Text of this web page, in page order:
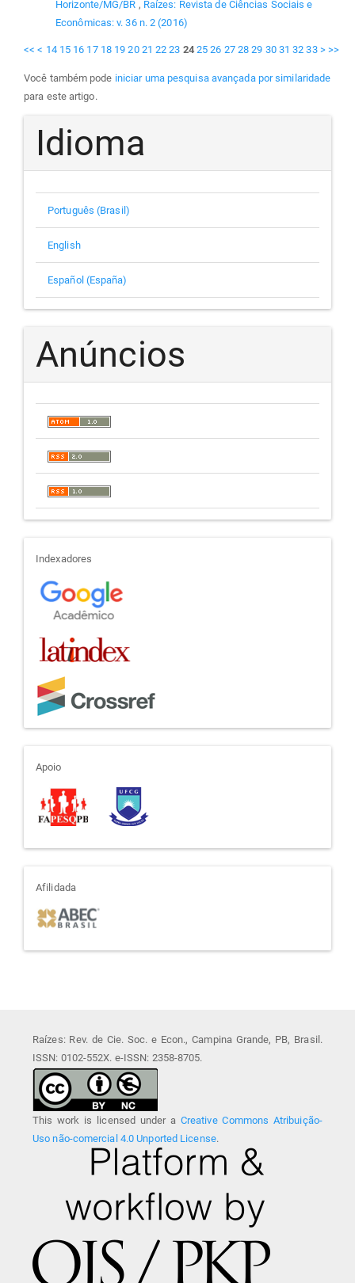
Horizonte/MG/BR , Raízes: Revista de Ciências Sociais e
Econômicas: v. 36 n. 2 (2016)
<< < 14 15 16 17 18 19 20 21 22 23 24 25 26 27 28 29 30 31 32 33 > >>
Você também pode iniciar uma pesquisa avançada por similaridade
para este artigo.
Idioma
Português (Brasil)
English
Español (España)
Anúncios
indexadores
Indexadores
apoio
Apoio
afiliada
Afilidada
Raízes: Rev. de Cie. Soc. e Econ., Campina Grande, PB, Brasil.
ISSN: 0102-552X. e-ISSN: 2358-8705.
This work is licensed under a Creative Commons Atribuição-
Uso não-comercial 4.0 Unported License.